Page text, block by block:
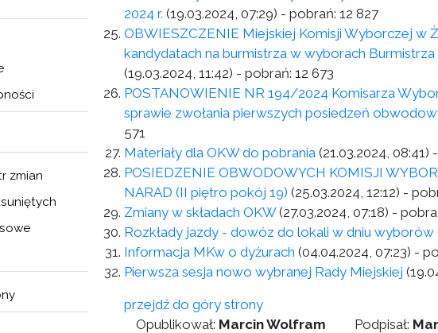
zmian
2024 r. (19.03.2024, 07:29) - pobrań: 12 827
OBWIESZCZENIE Miejskiej Komisji Wyborczej w
kandydatach na burmistrza w wyborach
(19.03.2024, 11:42) - pobrań: 12 673
POSTANOWIENIE NR 194/2024 Komisarza
sprawie zwołania pierwszych posiedzeń
571
Materiały dla OKW do pobrania (21.03.2024, 08:41)
POSIEDZENIE OBWODOWYCH KOMISJI
NARAD (II piętro pokój 19) (25.03.2024, 12:12) -
Zmiany w składach OKW (27.03.2024, 07:18) -
Rozkłady jazdy - dowóz do lokali w dniu wyborów
Informacja MKw o dyżurach (04.04.2024, 07:23) -
Pierwsza sesja nowo wybranej Rady Miejskiej
przejdź do góry strony
Opublikował: Marcin Wolfram Podpisał: